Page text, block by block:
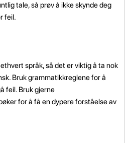
tale, så prøv å ikke skynde deg
feil.
språk, så det er viktig å ta nok
Bruk grammatikkreglene for å
feil. Bruk gjerne
for å få en dypere forståelse av